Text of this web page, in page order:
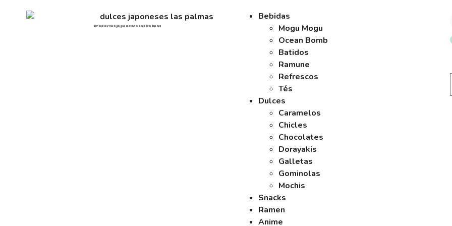
Productos japoneses Las Palmas
Bebidas
Mogu Mogu
Ocean Bomb
Batidos
Ramune
Refrescos
Tés
Dulces
Caramelos
Chicles
Chocolates
Dorayakis
Galletas
Gominolas
Mochis
Snacks
Ramen
Anime